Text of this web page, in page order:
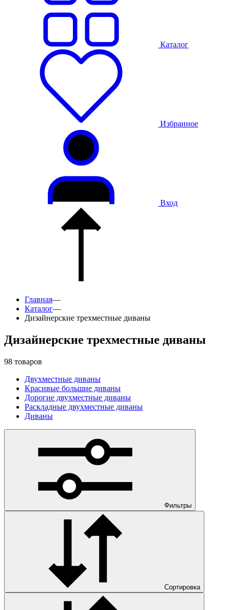
Каталог
Избранное
Вход
Главная—
Каталог—
Дизайнерские трехместные диваны
Дизайнерские трехместные диваны
98 товаров
Двухместные диваны
Красивые большие диваны
Дорогие двухместные диваны
Раскладные двухместные диваны
Диваны
Фильтры
Сортировка